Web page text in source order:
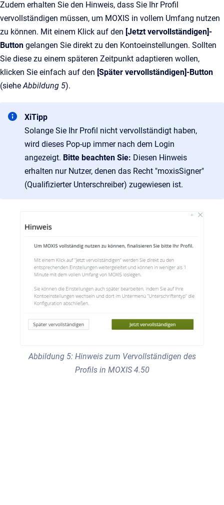
Zudem erhalten Sie den Hinweis, dass Sie Ihr Profil
vervollständigen müssen, um MOXIS in vollem Umfang nutzen
zu können. Mit einem Klick auf den [Jetzt vervollständigen]-
Button gelangen Sie direkt zu den Kontoeinstellungen. Sollten
Sie diese zu einem späteren Zeitpunkt adaptieren wollen,
klicken Sie einfach auf den [Später vervollständigen]-Button
(sieheAbbildung 5).
XiTipp
Solange Sie Ihr Profil nicht vervollständigt haben,
wird dieses Pop-up immer nach dem Login
angezeigt. Bitte beachten Sie: Diesen Hinweis
erhalten nur Nutzer, denen das Recht "moxisSigner"
(Qualifizierter Unterschreiber) zugewiesen ist.
Abbildung 5: Hinweis zum Vervollständigen des
Profils in MOXIS 4.50